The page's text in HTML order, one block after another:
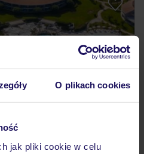
O plikach cookies
jak pliki cookie w celu